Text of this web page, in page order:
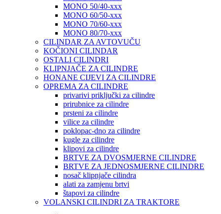
MONO 50/40-xxx
MONO 60/50-xxx
MONO 70/60-xxx
MONO 80/70-xxx
CILINDAR ZA AVTOVUČU
KOČIONI CILINDAR
OSTALI CILINDRI
KLIPNJAČE ZA CILINDRE
HONANE CIJEVI ZA CILINDRE
OPREMA ZA CILINDRE
privarivi priključki za cilindre
prirubnice za cilindre
prsteni za cilindre
vilice za cilindre
poklopac-dno za cilindre
kugle za cilindre
klipovi za cilindre
BRTVE ZA DVOSMJERNE CILINDRE
BRTVE ZA JEDNOSMJERNE CILINDRE
nosač klipnjače cilindra
alati za zamjenu brtvi
štapovi za cilindre
VOLANSKI CILINDRI ZA TRAKTORE